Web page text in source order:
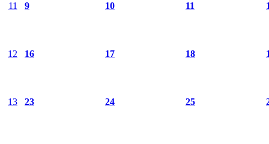
11 9 10 11
12 16 17 18
13 23 24 25